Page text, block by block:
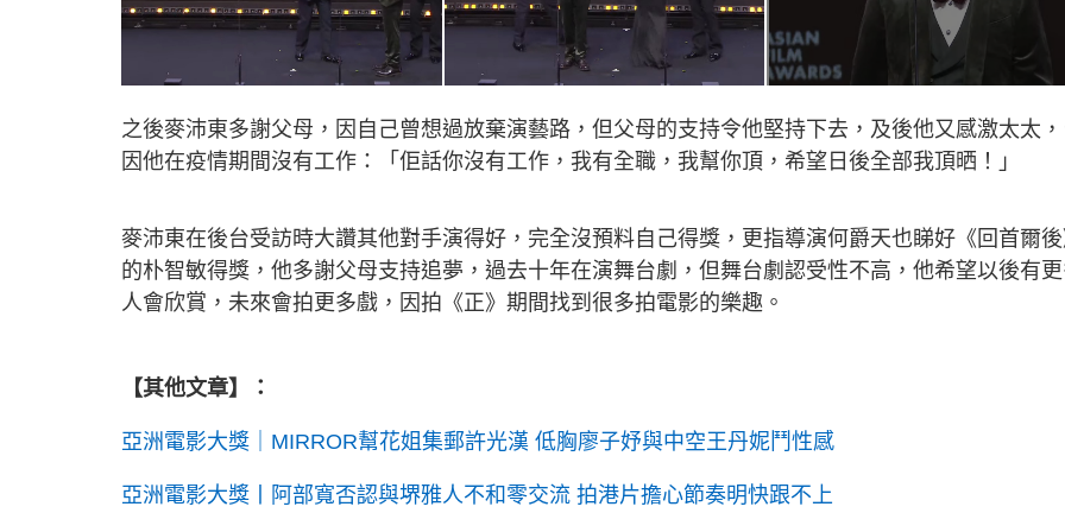
之後麥沛東多謝父母，因自己曾想過放棄演藝路，但父母的支持令他堅持下去，及後他又感激太太
因他在疫情期間沒有工作：「佢話你沒有工作，我有全職，我幫你頂，希望日後全部我頂晒！」
麥沛東在後台受訪時大讚其他對手演得好，完全沒預料自己得獎，更指導演何爵天也睇好《回首爾後
的朴智敏得獎，他多謝父母支持追夢，過去十年在演舞台劇，但舞台劇認受性不高，他希望以後有
人會欣賞，未來會拍更多戲，因拍《正》期間找到很多拍電影的樂趣。​
【其他文章】：
亞洲電影大獎｜MIRROR幫花姐集郵許光漢 低胸廖子妤與中空王丹妮鬥性感
亞洲電影大獎丨阿部寬否認與堺雅人不和零交流 拍港片擔心節奏明快跟不上